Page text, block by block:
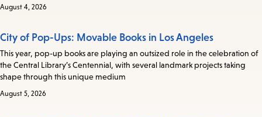
August 4, 2026
City of Pop-Ups: Movable Books in Los Angeles
This year, pop-up books are playing an outsized role in the celebration of
the Central Library’s Centennial, with several landmark projects taking
shape through this unique medium
August 5, 2026